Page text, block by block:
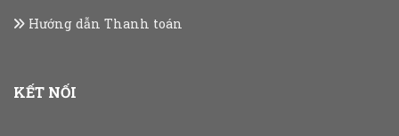
Hướng dẫn Thanh toán
KẾT NỐI